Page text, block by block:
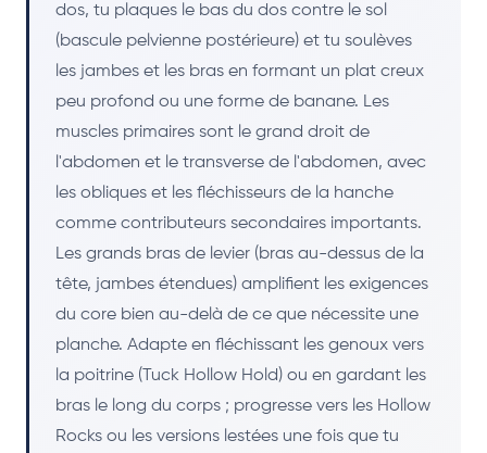
dos, tu plaques le bas du dos contre le sol
(bascule pelvienne postérieure) et tu soulèves
les jambes et les bras en formant un plat creux
peu profond ou une forme de banane. Les
muscles primaires sont le grand droit de
l'abdomen et le transverse de l'abdomen, avec
les obliques et les fléchisseurs de la hanche
comme contributeurs secondaires importants.
Les grands bras de levier (bras au-dessus de la
tête, jambes étendues) amplifient les exigences
du core bien au-delà de ce que nécessite une
planche. Adapte en fléchissant les genoux vers
la poitrine (Tuck Hollow Hold) ou en gardant les
bras le long du corps ; progresse vers les Hollow
Rocks ou les versions lestées une fois que tu